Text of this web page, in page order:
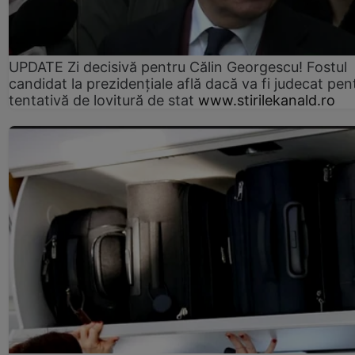
UPDATE Zi decisivă pentru Călin Georgescu! Fostul
candidat la prezidențiale află dacă va fi judecat
tentativă de lovitură de stat www.stirilekanald.ro